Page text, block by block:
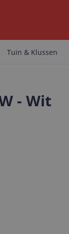
Tuin & Klussen
- Wit